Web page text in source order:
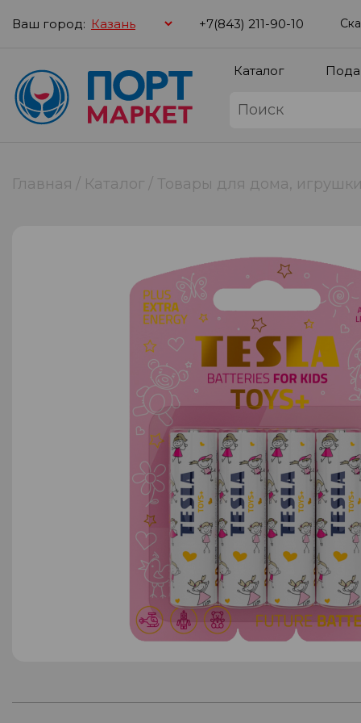
Ваш город: +7(843) 211-90-10
Каталог
Главная Каталог Товары для дома, игрушки